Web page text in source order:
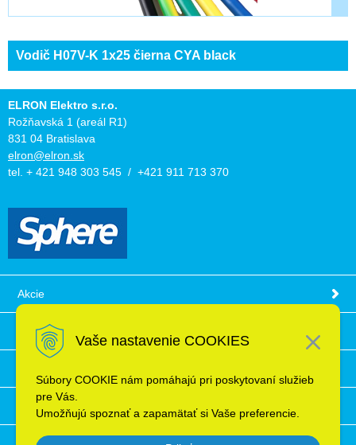
Vaše nastavenie COOKIES
Súbory COOKIE nám pomáhajú pri poskytovaní služieb
pre Vás.
Umožňujú spoznať a zapamätať si Vaše preferencie.
Vodič H07V-K 1x25 čierna CYA black
ELRON Elektro s.r.o.
Rožňavská 1 (areál R1)
831 04 Bratislava
elron@elron.sk
tel. + 421 948 303 545 / +421 911 713 370
Akcie
Obchodné podmienky
Ochrana osobných údajov